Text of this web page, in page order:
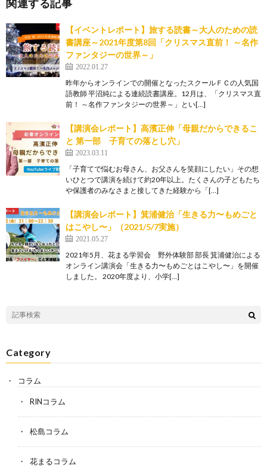
関連する記事
【イベントレポート】旅する読書～大人のための読
書講座～2021年度第8回「クリスマス直前！ ～名作
ファンタジーの世界～」
2022.01.27
昨年からオンラインでの開催となったスクールＦＣの人気国
語教師 平沼純による連続読書講座。12月は、「クリスマス直
前！ ～名作ファンタジーの世界～」とい[…]
【講演会レポート】高濱正伸「母親だからできるこ
と 第一部 子育ての落とし穴」
2023.03.11
「子育てで悩むお母さん、お父さんを笑顔にしたい」その想
いひとつで講演を続けて約20年以上。たくさんの子どもたち
や保護者のみなさまと接してきた経験から「[…]
【講演会レポート】箕浦健治「生きる力〜もめごと
はこやし〜」（2021/5/7実施）
2021.05.27
2021年5月、花まる学習会 野外体験部 部長 箕浦健治による
オンライン講演会「生きる力〜もめごとはこやし〜」を開催
しました。 2020年度より、小学[…]
Category
コラム
RINコラム
松島コラム
花まるコラム